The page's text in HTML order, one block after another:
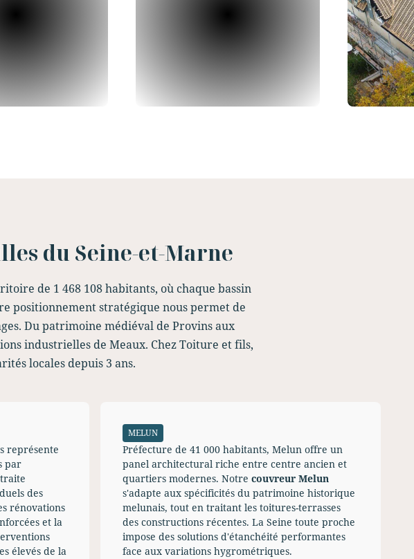
du Seine-et-Marne
de 1 468 108 habitants, où chaque bassin
positionnement stratégique nous permet de
Du patrimoine médiéval de Provins aux
industrielles de Meaux. Chez Toiture et fils,
locales depuis 3 ans.
représente
par
traite
des
rénovations
et la
élevés de la
MELUN
Préfecture de 41 000 habitants, Melun offre un
panel architectural riche entre centre ancien et
quartiers modernes. Notre couvreur Melun
s'adapte aux spécificités du patrimoine historique
melunais, tout en traitant les toitures-terrasses
des constructions récentes. La Seine toute proche
impose des solutions d'étanchéité performantes
face aux variations hygrométriques.